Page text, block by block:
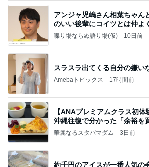
アンジャ児嶋さん相葉ちゃん
のいい後輩にコイツとは仲よ
喋り場ならぬ語り場(仮) 10日前
スラスラ出てくる自分の嫌い
Amebaトピックス 17時間前
【ANAプレミアムクラス初
沖縄往復で分かった「余裕を
華麗なるスタバマダム 3日前
約千円のアイスが一番人気の